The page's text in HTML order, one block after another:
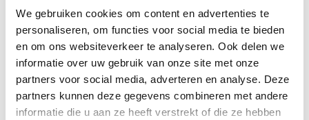
We gebruiken cookies om content en advertenties te
personaliseren, om functies voor social media te bieden
en om ons websiteverkeer te analyseren. Ook delen we
informatie over uw gebruik van onze site met onze
partners voor social media, adverteren en analyse. Deze
partners kunnen deze gegevens combineren met andere
informatie die u aan ze heeft verstrekt of die ze hebben
Geef aan tot welk domein jouw vraag behoort
KIES EEN DOMEIN